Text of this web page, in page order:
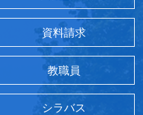
資料請求
教職員
シラバス